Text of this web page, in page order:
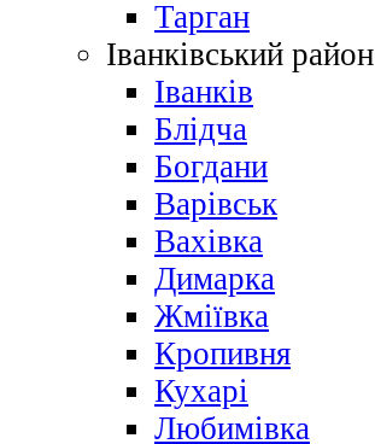
Тарган
Іванківський район
Іванків
Блідча
Богдани
Варівськ
Вахівка
Димарка
Жміївка
Кропивня
Кухарі
Любимівка